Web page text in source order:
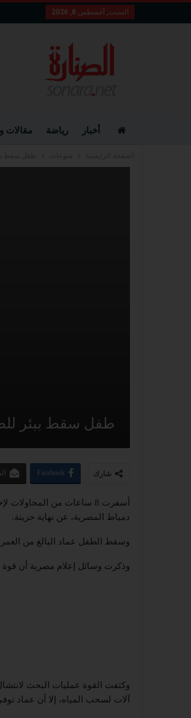
السبت, أغسطس 8, 2026
أخبار رياضة مقالات
طفل سقط ببئر
شارك Facebook
أسفرت 8 ساعات من
دمياط المصرية، عن نهاية حزينة.
وسقط الطفل عماد البالغ من العمر 6 سنوات، في أحد مصارف الصرف الصحي بقرية كفور الغاب بدمياط، شمالي مصر.
وذكرت وسائل إعلام مصرية أن قوة
وكثفت القوة عمليات البحث
آلات لسحب المياه، إلا أن عماد